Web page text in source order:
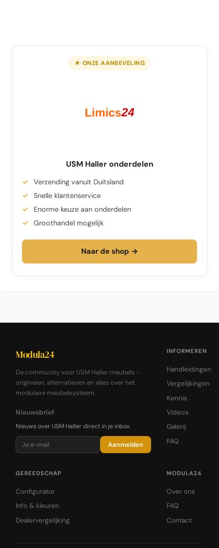
★ ONZE AANBEVELING
USM Haller onderdelen
Verzending vanuit Duitsland
Snelle klantenservice
Enorme keuze aan onderdelen
Groothandel mogelijk
Naar de shop →
Modula24
De community voor USM Haller meubels -
originelen, alternatieven en alles over het
modulaire meubelsysteem.
Nieuwsbrief
Nieuws over USM Haller direct in je inbox.
Aanmelden
INFORMEREN
Handleidingen
Vergelijkingen
Kennis
Video's
Galerij
FAQ
GEREEDSCHAP
Configurator
Info & kleuren
Dealervergelijking
MODULA24
Over ons
FAQ
Contact